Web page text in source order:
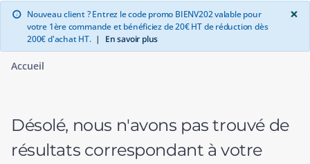
info Nouveau client ? Entrez le code promo BIENV202 valable pour
votre 1ère commande et bénéficiez de 20€ HT de réduction dès
200€ d'achat HT. | En savoir plus
×
Accueil
Désolé, nous n'avons pas trouvé de
résultats correspondant à votre